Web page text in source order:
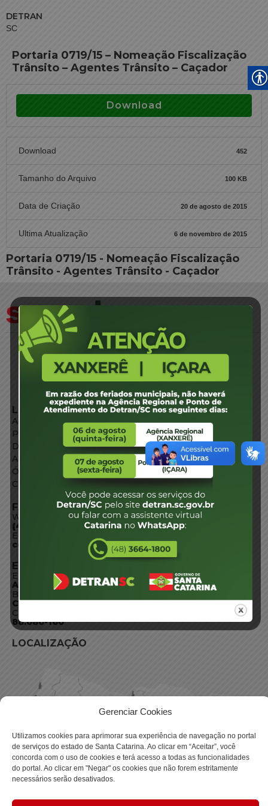
Gerenciar Cookies
Utilizamos cookies para aprimorar sua experiência de navegação no portal
de serviços do estado de Santa Catarina. Ao clicar em “Aceitar”, você
concorda com o uso de cookies e terá acesso a todas as funcionalidades
do portal. Ao clicar em "Negar" os cookies que não forem estritamente
necessários serão desativados.
DETRAN
SC
Portaria 0719/15 – Nomeação Fiscalização
Trânsito – Agentes Trânsito – Caçador
Download
Download 452
Tamanho do Arquivo 100 KB
Data de Criação 20 de agosto de 2015
Ultima Atualização 6 de novembro de 2015
Portaria 0719/15 - Nomeação Fiscalização
Trânsito - Agentes Trânsito - Caçador
LINKS EXTERNOS
Agência de Notícias
Portal de Serviços
Diário Oficial
Acesso à Informação
Órgãos do Governo
Conheça SC
FALE CONOSCO
WhatsApp:
(48) 3664-1800
E-mail:
centraldeinformacoes@detran.sc.gov.br
ENDEREÇO
Endereço:
Av. Almirante Tamandaré - 480
Bairro:
Coqueiros, Florianópolis SC
CEP:
88.080-160
LOCALIZAÇÃO